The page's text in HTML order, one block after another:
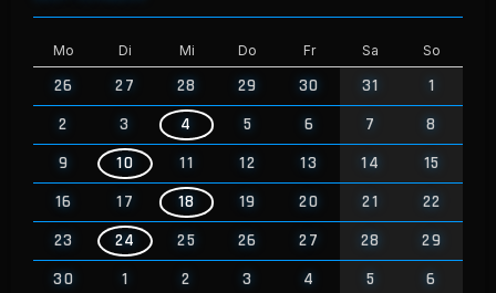
Mo Di Mi Do Fr Sa So
26 27 28 29 30 31
1
2
3 4 5 6 7
8
9
10 11 12 13 14
15
16
17 18 19 20 21
22
23
24 25 26 27 28
29
30
1 2 3 4 5 6